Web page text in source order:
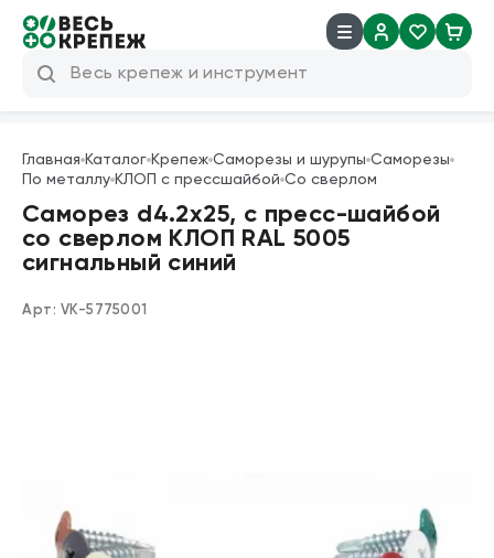
Инструмент
Крепеж
Производители
Главная Каталог Крепеж Саморезы и шурупы Саморезы
По металлу КЛОП с прессшайбой Со сверлом
Саморез d4.2х25, с пресс-шайбой
со сверлом КЛОП RAL 5005
сигнальный синий
Арт: VK-5775001